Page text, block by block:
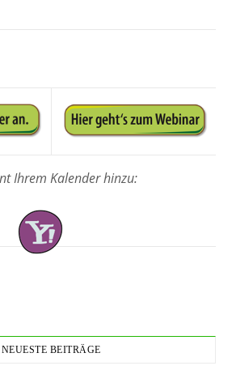
Ihrem Kalender hinzu:
NEUESTE BEITRÄGE